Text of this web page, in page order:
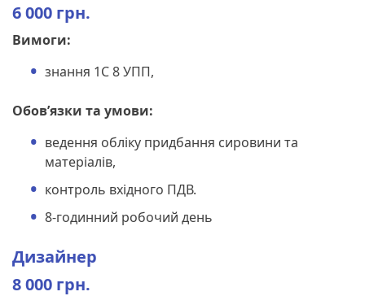
6 000 грн.
Вимоги:
знання 1С 8 УПП,
Обов’язки та умови:
ведення обліку придбання сировини та
матеріалів,
контроль вхідного ПДВ.
8-годинний робочий день
Дизайнер
8 000 грн.